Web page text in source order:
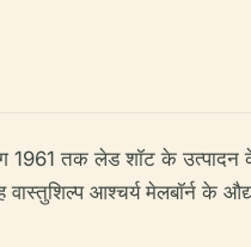
1961 तक लेड शॉट के उत्पादन
आश्चर्य मेलबॉर्न के